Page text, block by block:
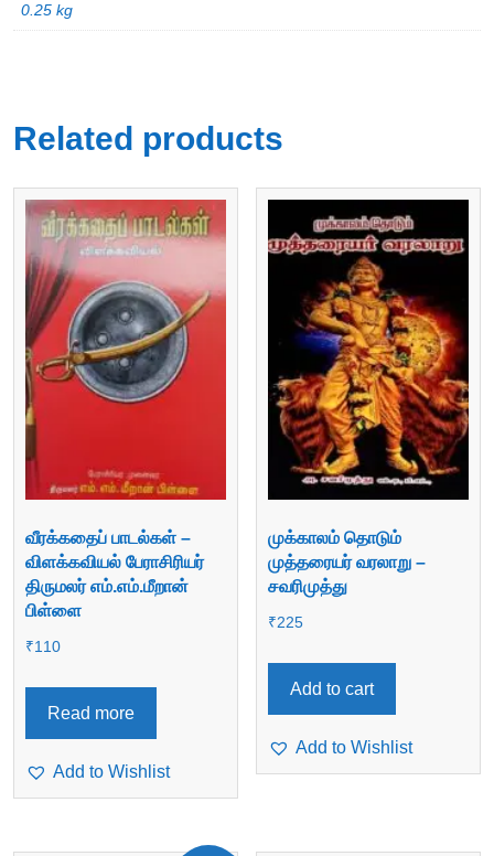
0.25 kg
Related products
வீரக்கதைப் பாடல்கள் –
விளக்கவியல் பேராசிரியர்
திருமலர் எம்.எம்.மீறான்
பிள்ளை
₹110
Read more
Add to Wishlist
முக்காலம் தொடும்
முத்தரையர் வரலாறு –
சவரிமுத்து
₹225
Add to cart
Add to Wishlist